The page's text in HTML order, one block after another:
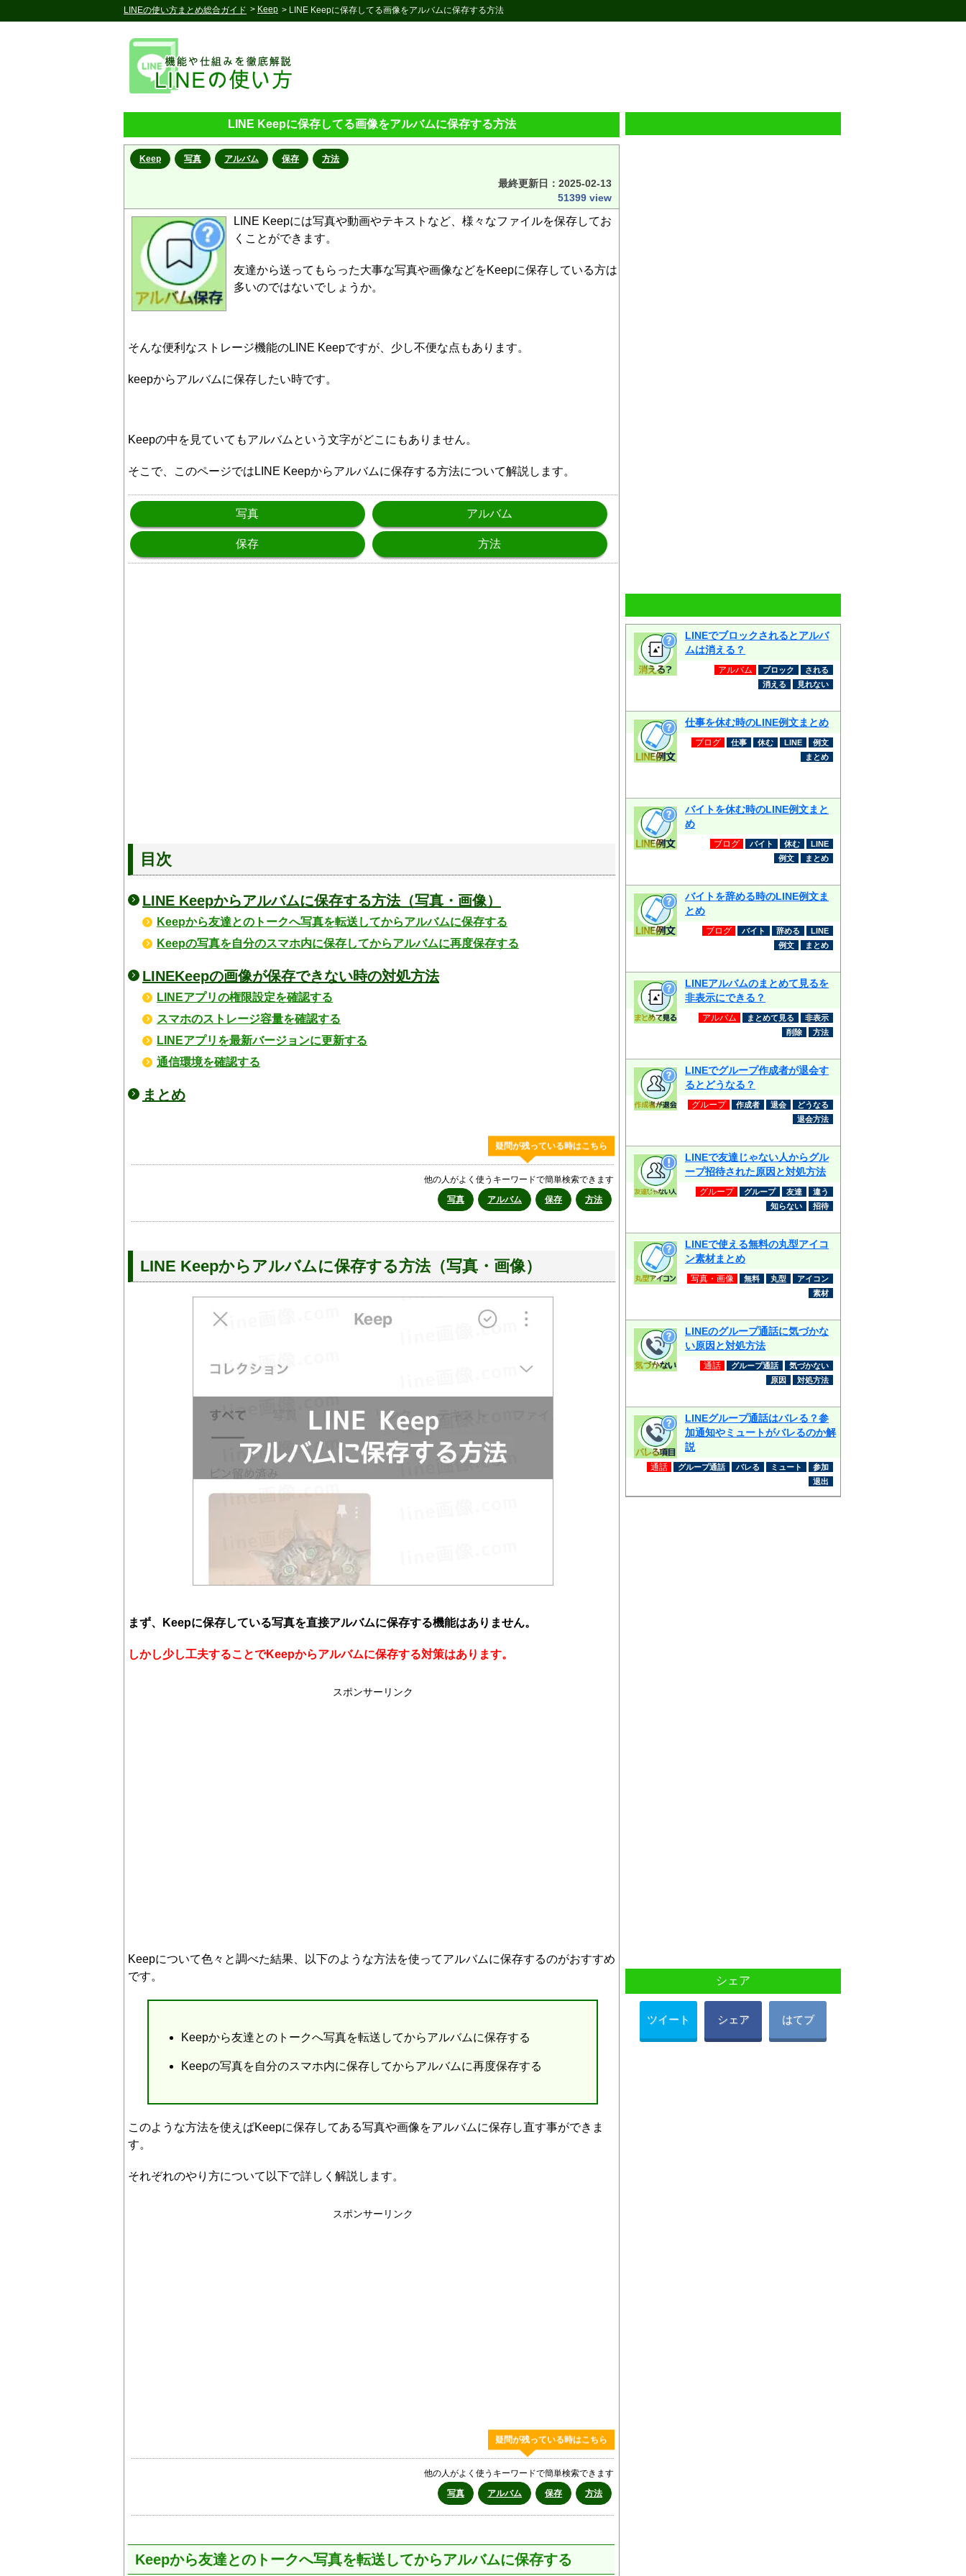
LINEの使い方まとめ総合ガイド > Keep > LINE Keepに保存してる画像をアルバムに保存する方法
LINE Keepに保存してる画像をアルバムに保存する方法
Keep 写真 アルバム 保存 方法
最終更新日： 2025-02-13
51399 view
LINE Keepには写真や動画やテキストなど、様々なファイルを保存してお
くことができます。
友達から送ってもらった大事な写真や画像などをKeepに保存している方は
多いのではないでしょうか。
そんな便利なストレージ機能のLINE Keepですが、少し不便な点もあります。
keepからアルバムに保存したい時です。
Keepの中を見ていてもアルバムという文字がどこにもありません。
そこで、このページではLINE Keepからアルバムに保存する方法について解説します。
写真 アルバム
保存 方法
目次
LINE Keepからアルバムに保存する方法（写真・画像）
Keepから友達とのトークへ写真を転送してからアルバムに保存する
Keepの写真を自分のスマホ内に保存してからアルバムに再度保存する
LINEKeepの画像が保存できない時の対処方法
LINEアプリの権限設定を確認する
スマホのストレージ容量を確認する
LINEアプリを最新バージョンに更新する
通信環境を確認する
まとめ
疑問が残っている時はこちら
他の人がよく使うキーワードで簡単検索できます
写真
アルバム 保存 方法
LINE Keepからアルバムに保存する方法（写真・画像）
まず、Keepに保存している写真を直接アルバムに保存する機能はありません。
しかし少し工夫することでKeepからアルバムに保存する対策はあります。
スポンサーリンク
Keepについて色々と調べた結果、以下のような方法を使ってアルバムに保存するのがおすすめ
です。
Keepから友達とのトークへ写真を転送してからアルバムに保存する
Keepの写真を自分のスマホ内に保存してからアルバムに再度保存する
このような方法を使えばKeepに保存してある写真や画像をアルバムに保存し直す事ができま
す。
それぞれのやり方について以下で詳しく解説します。
スポンサーリンク
疑問が残っている時はこちら
他の人がよく使うキーワードで簡単検索できます
写真
アルバム 保存 方法
Keepから友達とのトークへ写真を転送してからアルバムに保存する
LINEでブロックされるとアルバ
ムは消える？
アルバム ブロック
される
消える
見れない
仕事を休む時のLINE例文まとめ
ブログ 仕事 休む LINE
例文
まとめ
バイトを休む時のLINE例文まと
め
ブログ バイト 休む
LINE
例文
まとめ
バイトを辞める時のLINE例文ま
とめ
ブログ バイト 辞める
LINE
例文
まとめ
LINEアルバムのまとめて見るを
非表示にできる？
アルバム まとめて見る
非表示
削除
方法
LINEでグループ作成者が退会す
るとどうなる？
グループ 作成者 退会
どうなる
退会方法
LINEで友達じゃない人からグル
ープ招待された原因と対処方法
グループ グループ 友達
違う
知らない
招待
LINEで使える無料の丸型アイコ
ン素材まとめ
写真・画像 無料 丸型
アイコン
素材
LINEのグループ通話に気づかな
い原因と対処方法
通話 グループ通話
気づかない
原因
対処方法
LINEグループ通話はバレる？参
加通知やミュートがバレるのか解
説
通話 グループ通話 バレる ミュート
参加
退出
シェア
ツイート シェア はてブ